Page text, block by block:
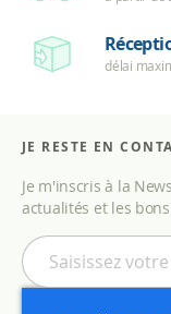
délai
JE RESTE EN
Je m'inscris à la
actualités et les
I
n
s